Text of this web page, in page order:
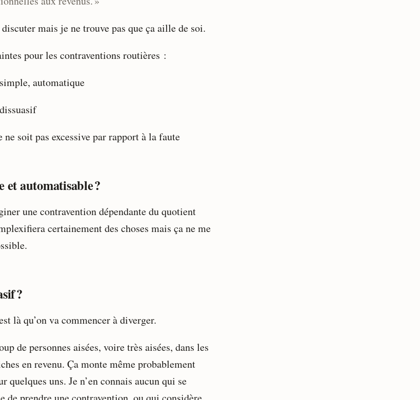
mais je ne trouve pas que ça aille de soi.
pour les contraventions routières :
automatique
ne soit pas excessive par rapport à la faute
et automatisable ?
une contravention dépendante du quotient
certainement des choses mais ça ne me
?
là qu’on va commencer à diverger.
de personnes aisées, voire très aisées, dans les
en revenu. Ça monte même probablement
quelques uns. Je n’en connais aucun qui se